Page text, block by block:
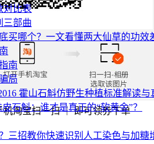
对比表
三部曲
买哪个？一文看懂两大仙草的功效
南
局
霍山石斛仿野生种植标准解读
石斛：谁才是真正的“软黄金”？
三招教你快速识别人工染色与加糖
淘宝扫一扫 ｜ 即可领券下单